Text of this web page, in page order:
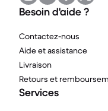
Besoin d'aide ?
Contactez-nous
Aide et assistance
Livraison
Retours et
Services